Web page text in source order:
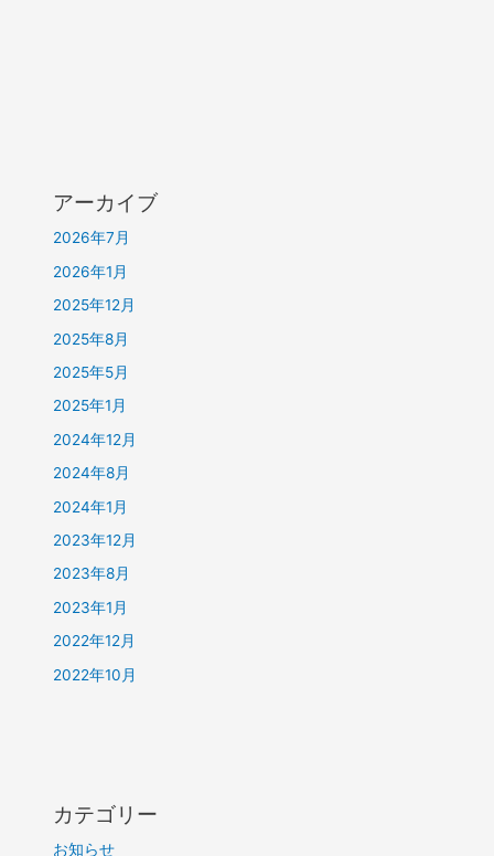
アーカイブ
2026年7月
2026年1月
2025年12月
2025年8月
2025年5月
2025年1月
2024年12月
2024年8月
2024年1月
2023年12月
2023年8月
2023年1月
2022年12月
2022年10月
カテゴリー
お知らせ